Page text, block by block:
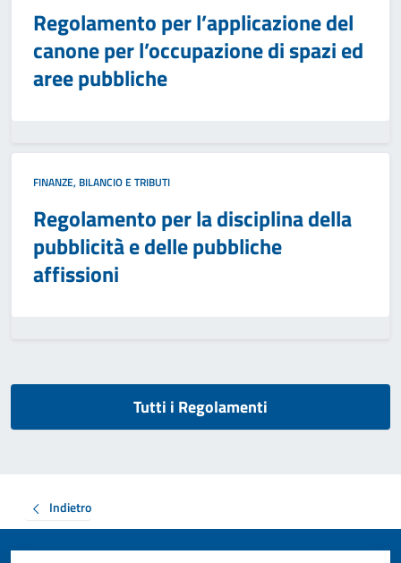
Regolamento per l’applicazione del
canone per l’occupazione di spazi ed
aree pubbliche
FINANZE, BILANCIO E TRIBUTI
Regolamento per la disciplina della
pubblicità e delle pubbliche
affissioni
Tutti i Regolamenti
Indietro